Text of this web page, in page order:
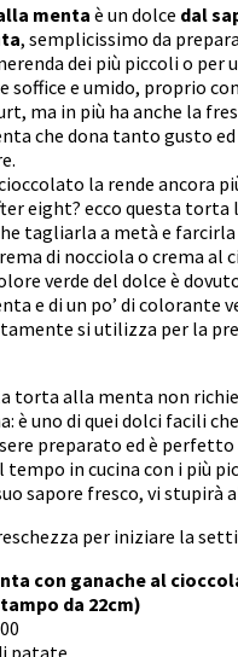
mentaè un dolce dal
, semplicissimo da
dei più piccoli o per
soffice e umido, proprio
ma in più ha anche la
che dona tanto gusto
la rende ancora
eight? ecco questa
tagliarla a metà e farcirla
di nocciola o crema al
verde del dolce è
e di un po’ di colorante
si utilizza per la
torta alla menta non
è uno di quei dolci facili che
preparato ed è perfetto
tempo in cucina con i più
sapore fresco, vi stupirà
per iniziare la
con ganache al
da 22cm)
patate